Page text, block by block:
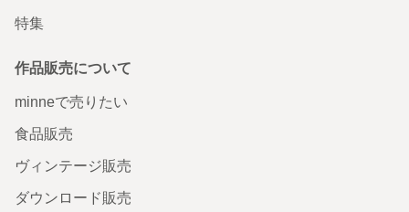
特集
作品販売について
minneで売りたい
食品販売
ヴィンテージ販売
ダウンロード販売